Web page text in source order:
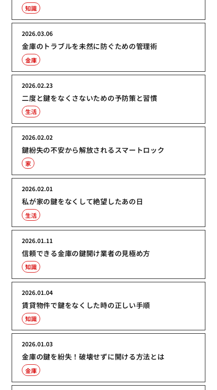
知識
金庫のトラブルを未然に防ぐための管理術
2026.03.06
金庫
二度と鍵をなくさないための予防策と習慣
2026.02.23
生活
鍵紛失の不安から解放されるスマートロック
2026.02.02
家
私が家の鍵をなくして絶望したあの日
2026.02.01
生活
信頼できる金庫の鍵開け業者の見極め方
2026.01.11
知識
賃貸物件で鍵をなくした時の正しい手順
2026.01.04
知識
金庫の鍵を紛失！破壊せずに開ける方法とは
2026.01.03
金庫